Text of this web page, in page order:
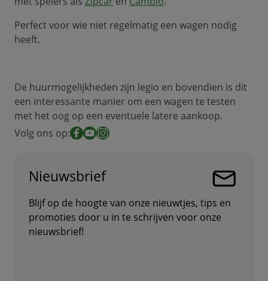
Perfect voor wie niet regelmatig een wagen nodig
heeft.
De huurmogelijkheden zijn legio en bovendien is dit
een interessante manier om een wagen te testen
met het oog op een eventuele latere aankoop.
Volg ons op:Facebook
YouTube
Instagram
Nieuwsbrief
Blijf op de hoogte van onze nieuwtjes, tips en
promoties door u in te schrijven voor onze
nieuwsbrief!